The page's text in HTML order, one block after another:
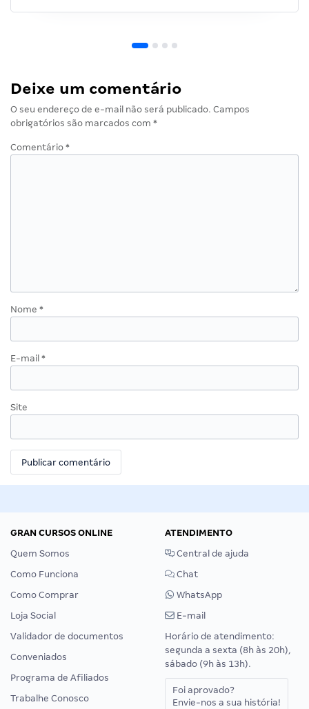
Deixe um comentário
O seu endereço de e-mail não será publicado. Campos
obrigatórios são marcados com *
Comentário *
Nome *
E-mail *
Site
GRAN CURSOS ONLINE
Quem Somos
Como Funciona
Como Comprar
Loja Social
Validador de documentos
Conveniados
Programa de Afiliados
Trabalhe Conosco
ATENDIMENTO
Central de ajuda
Chat
WhatsApp
E-mail
Horário de atendimento:
segunda a sexta (8h às 20h),
sábado (9h às 13h).
Foi aprovado?
Envie-nos a sua história!